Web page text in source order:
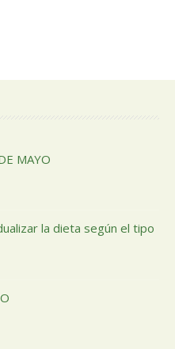
MAYO
la dieta según el tipo